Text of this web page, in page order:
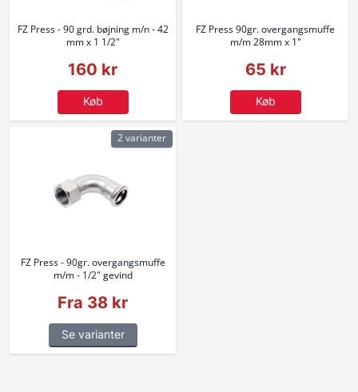
FZ Press - 90 grd. bøjning m/n - 42
mm x 1 1/2"
160 kr
Køb
FZ Press 90gr. overgangsmuffe
m/m 28mm x 1"
65 kr
Køb
FZ Press - 90gr. overgangsmuffe
m/m - 1/2" gevind
Fra 38 kr
Se varianter
2 varianter